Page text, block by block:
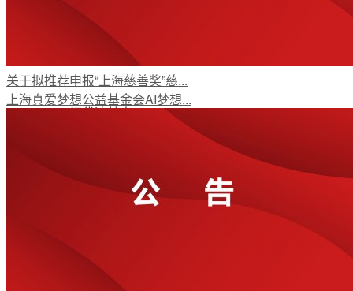
公开荣誉
初代追梦人
新闻资讯
关于拟推荐申报“上海慈善奖”慈...
上海真爱梦想公益基金会AI梦想...